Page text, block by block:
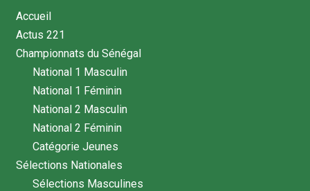
Accueil
Actus 221
Championnats du Sénégal
National 1 Masculin
National 1 Féminin
National 2 Masculin
National 2 Féminin
Catégorie Jeunes
Sélections Nationales
Sélections Masculines